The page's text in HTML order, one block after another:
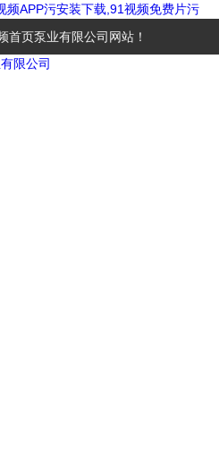
APP污安装下载,91视频免费片污
首页泵业有限公司 网站！